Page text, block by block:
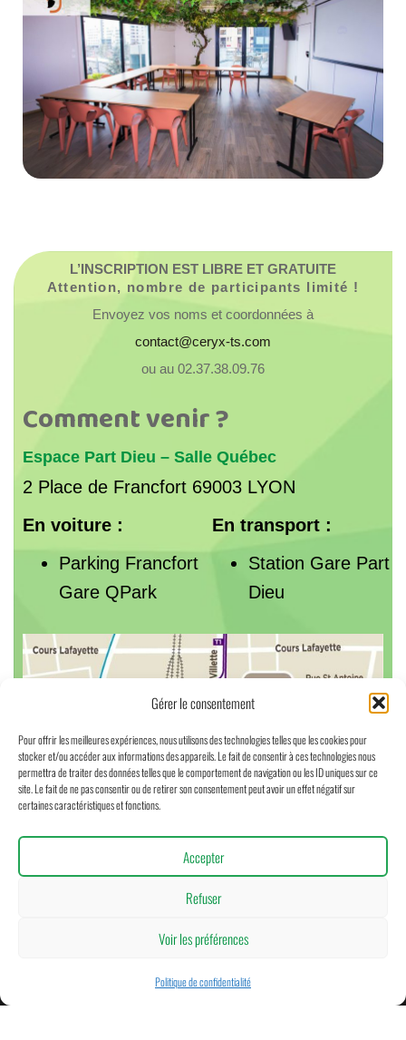
Gérer le consentement
Pour offrir les meilleures expériences, nous utilisons des technologies telles que les cookies pour
stocker et/ou accéder aux informations des appareils. Le fait de consentir à ces technologies nous
permettra de traiter des données telles que le comportement de navigation ou les ID uniques sur ce
site. Le fait de ne pas consentir ou de retirer son consentement peut avoir un effet négatif sur
certaines caractéristiques et fonctions.
Accepter
Refuser
Voir les préférences
Politique de confidentialité
L’INSCRIPTION EST LIBRE ET GRATUITE
Attention, nombre de participants limité !
Envoyez vos noms et coordonnées à
contact@ceryx-ts.com
ou au 02.37.38.09.76
Comment venir ?
Espace Part Dieu – Salle Québec
2 Place de Francfort 69003 LYON
En voiture :
Parking Francfort
Gare QPark
En transport :
Station Gare Part
Dieu